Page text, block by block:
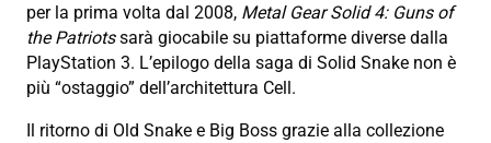
per la prima volta dal 2008, Metal Gear Solid 4: Guns of
the Patriotssarà giocabile su piattaforme diverse dalla
PlayStation 3. L’epilogo della saga di Solid Snake non è
più “ostaggio” dell’architettura Cell.
Il ritorno di Old Snake e Big Boss grazie alla collezione